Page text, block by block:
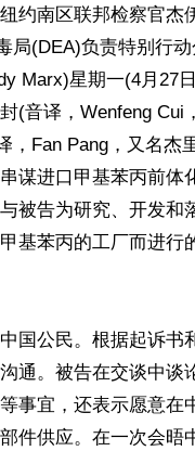
约南区联邦检察官杰
局(DEA)负责特别行
Marx)星期一(4月27
(音译，Wenfeng Cui
，Fan Pang，又名杰
谋进口甲基苯丙前体
被告为研究、开发和
基苯丙的工厂而进行
国公民。根据起诉书
通。被告在交谈中谈
事宜，还表示愿意
件供应。在一次会晤